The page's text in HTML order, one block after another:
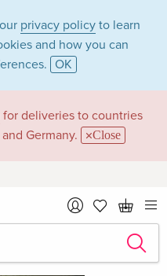
privacy policy to learn
and how you can
OK
for deliveries to countries
Germany.
Close